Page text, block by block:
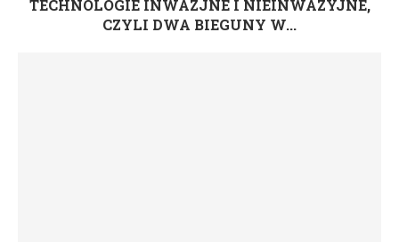
TECHNOLOGIE INWAZJNE I NIEINWAZYJNE,
CZYLI DWA BIEGUNY W...